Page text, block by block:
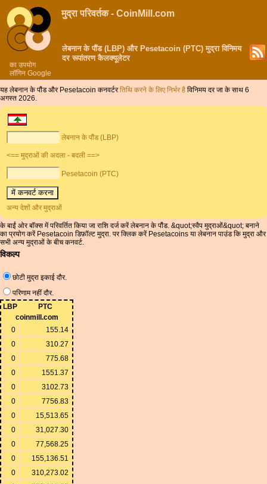
का उपयोग
लॉगिन Google
मुद्रा परिवर्तक - CoinMill.com
लेबनान के पौंड (LBP) और Pesetacoin (PTC) मुद्रा विनिमय
दर रूपांतरण कैलक्यूलेटर
यह लेबनान के पौंड और Pesetacoin कनवर्टरतिथि करने के लिए निर्भर है विनिमय दर जा के साथ 6
अगस्त 2026.
लेबनान के पौंड (LBP)
<== मुद्राओं की अदला - बदली ==>
Pesetacoin (PTC)
अन्य देशों और मुद्राओं
के बाईं ओर बॉक्स में परिवर्तित किया जा राशि दर्ज करें लेबनान के पौंड. &quot;स्वैप मुद्राओं&quot; बनाने
का प्रयोग करें Pesetacoin डिफ़ॉल्ट मुद्रा. पर क्लिक करें Pesetacoins या लेबनान पाउंड कि मुद्रा और
सभी अन्य मुद्राओं के बीच कनवर्ट.
विकल्प
छोटी मुद्रा इकाई दौर.
परिणाम नहीं दौर.
LBP
PTC
coinmill.com
0
155.14
0
310.27
0
775.68
0
1551.37
0
3102.73
0
7756.83
0
15,513.65
0
31,027.30
0
77,568.25
0
155,136.51
0
310,273.02